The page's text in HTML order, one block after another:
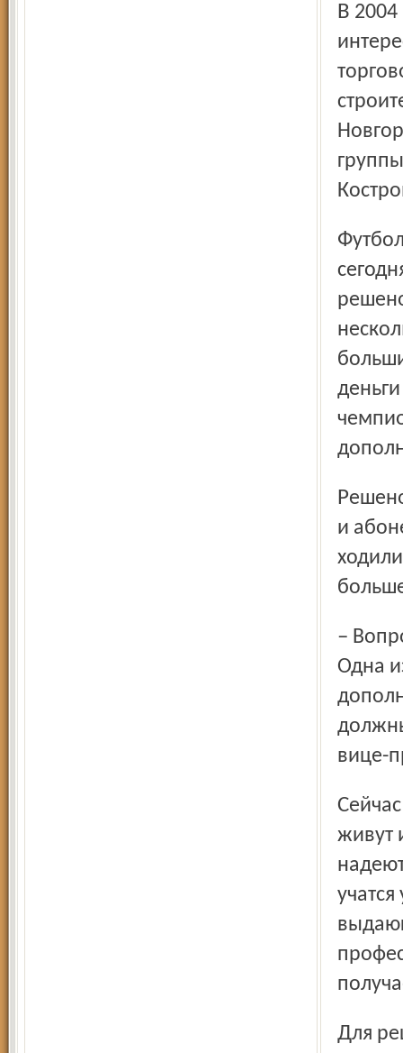
В 2004 году НТМ-Холдинг намерен расширить свои
Футбольный клуб «Шинник», главным донором которого
Решено взять под жесткий контроль реализацию билетов
и
– Вопрос: как очутились люди на стадионе и где деньги?
Одна
вице-
Сейчас в ярославском футбольном интернате «Шинника»
живут
Для решения более амбициозных задач в чемпионате